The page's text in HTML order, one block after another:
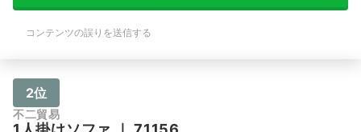
コンテンツの誤りを送信する
2位
不二貿易